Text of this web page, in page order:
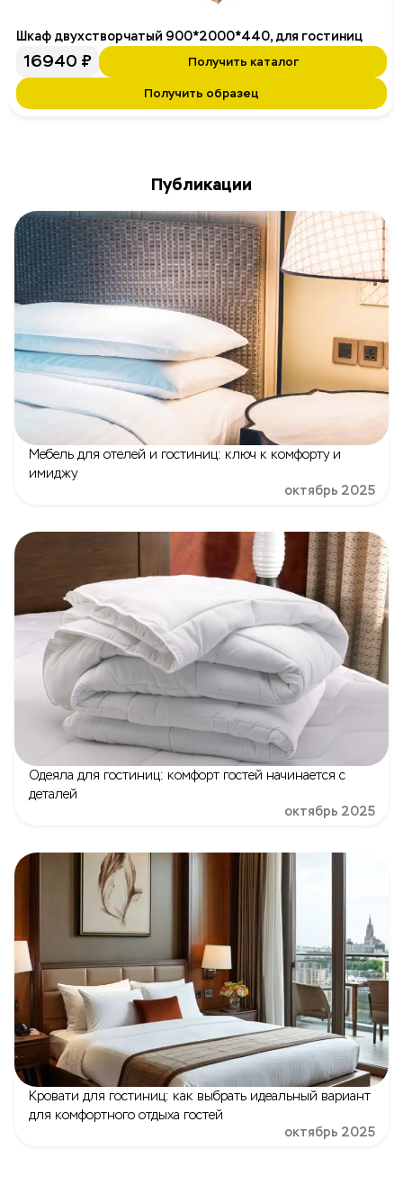
Шкаф двухстворчатый 900*2000*440, для гостиниц
16940 ₽ Получить каталог
Получить образец
Публикации
Мебель для отелей и гостиниц: ключ к комфорту и
имиджу
октябрь 2025
Одеяла для гостиниц: комфорт гостей начинается с
деталей
октябрь 2025
Кровати для гостиниц: как выбрать идеальный вариант
для комфортного отдыха гостей
октябрь 2025